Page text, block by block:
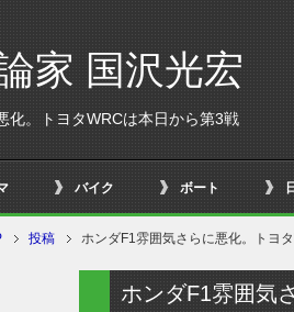
家 国沢光宏
化。トヨタWRCは本日から第3戦
バイク ボート
投稿 ホンダF1雰囲気さらに悪化。トヨ
ホンダF1雰囲気